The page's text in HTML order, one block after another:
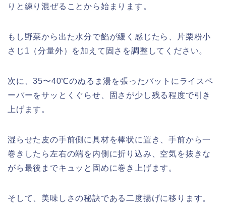
りと練り混ぜることから始まります。
もし野菜から出た水分で餡が緩く感じたら、片栗粉小
さじ1（分量外）を加えて固さを調整してください。
次に、35〜40℃のぬるま湯を張ったバットにライスペ
ーパーをサッとくぐらせ、固さが少し残る程度で引き
上げます。
湿らせた皮の手前側に具材を棒状に置き、手前から一
巻きしたら左右の端を内側に折り込み、空気を抜きな
がら最後までキュッと固めに巻き上げます。
そして、美味しさの秘訣である二度揚げに移ります。